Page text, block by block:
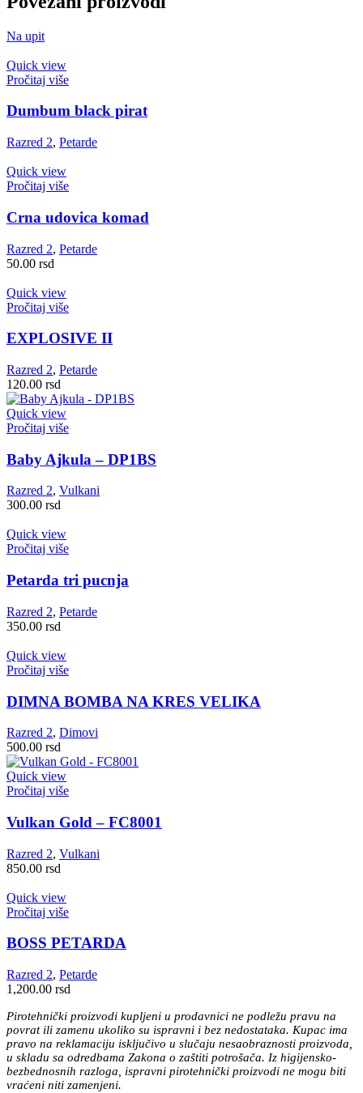
Na upit
Quick view
Pročitaj više
Dumbum black pirat
Razred 2, Petarde
Quick view
Pročitaj više
Crna udovica komad
Razred 2, Petarde
50.00 rsd
Quick view
Pročitaj više
EXPLOSIVE II
Razred 2, Petarde
120.00 rsd
Quick view
Pročitaj više
Baby Ajkula – DP1BS
Razred 2, Vulkani
300.00 rsd
Quick view
Pročitaj više
Petarda tri pucnja
Razred 2, Petarde
350.00 rsd
Quick view
Pročitaj više
DIMNA BOMBA NA KRES VELIKA
Razred 2, Dimovi
500.00 rsd
Quick view
Pročitaj više
Vulkan Gold – FC8001
Razred 2, Vulkani
850.00 rsd
Quick view
Pročitaj više
BOSS PETARDA
Razred 2, Petarde
1,200.00 rsd
Pirotehnički proizvodi kupljeni u prodavnici ne podležu pravu na
povrat ili zamenu ukoliko su ispravni i bez nedostataka. Kupac ima
pravo na reklamaciju isključivo u slučaju nesaobraznosti proizvoda,
u skladu sa odredbama Zakona o zaštiti potrošača. Iz higijensko-
bezbednosnih razloga, ispravni pirotehnički proizvodi ne mogu biti
vraćeni niti zamenjeni.